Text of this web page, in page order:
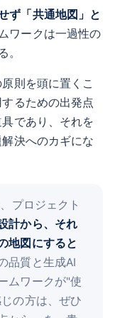
ず「共通地図」と
ワークは一過性の
。
則を頭に置くこ
るための出発点
であり、それを
決へのカギにな
プロジェクト
計から、それ
地図にすると
品質と生成AI
ムワークが"使
の方は、ぜひ